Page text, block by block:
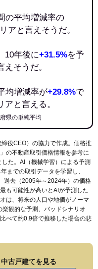
の平均増減率の
アと言えそうだ。
10年後に+31.5%を予
そうだ。
均増減率が+29.8%で
と言える。
県の単純平均
役CEO）の協力で作成。価格推
」の不動産取引価格情報を参考に
た。AI（機械学習）による予測
までの取引データを学習し、
過去（2005年～2024年）の価格
も可能性が高いとAIが予測した
は、将来の人口や地価がノーマ
観的な予測、バッドシナリオ
べて約0.9倍で推移した場合の悲
古戸建てを見る